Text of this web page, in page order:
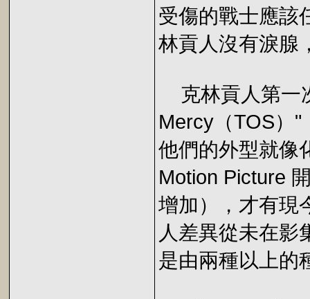
受傷的戰士應該
林貢人沒有淚腺
克林貢人第一
Mercy（TOS）"
他們的外型就像
Motion Picture
增加），才有現
人差異從未在影
是由兩種以上的